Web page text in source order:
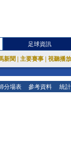
足球資訊
新聞 主要賽事 視聽播
分場表 參考資料 統